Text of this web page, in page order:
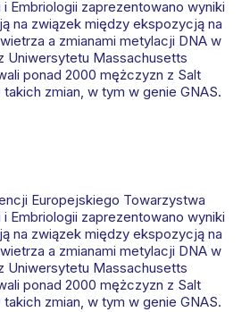
Embriologii zaprezentowano wyniki
na związek między ekspozycją na
a zmianami metylacji DNA w
Uniwersytetu Massachusetts
ponad 2000 mężczyzn z Salt
zmian, w tym w genie GNAS.
Europejskiego Towarzystwa
Embriologii zaprezentowano wyniki
na związek między ekspozycją na
a zmianami metylacji DNA w
Uniwersytetu Massachusetts
ponad 2000 mężczyzn z Salt
zmian, w tym w genie GNAS.